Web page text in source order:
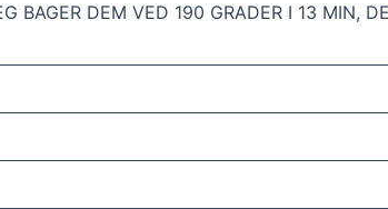
BAGER DEM VED 190 GRADER I 13 MIN,